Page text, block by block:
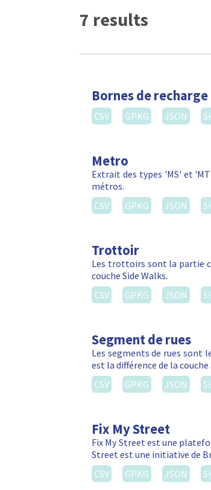
7 results
Bornes de recharge
CSV GPKG JSON
Metro
Extrait des types 'MS' et
métros.
CSV
GPKG JSON
Trottoir
Les trottoirs sont la partie
couche Side Walks.
CSV
GPKG JSON
Segment de rues
Les segments de rues sont
est la différence de la
CSV
GPKG JSON
Fix My Street
Fix My Street est une
Street est une initiative de
CSV
GPKG JSON